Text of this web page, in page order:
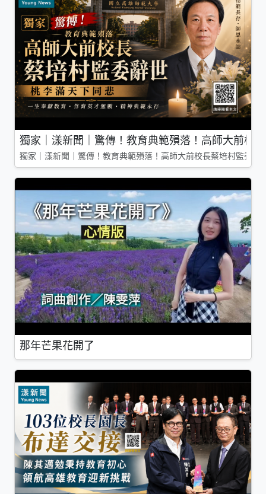
獨家｜漾新聞｜驚傳！教育典範殞落！高師大前校
獨家｜漾新聞｜驚傳！教育典範殞落！高師大前校長蔡培村監委
那年芒果花開了